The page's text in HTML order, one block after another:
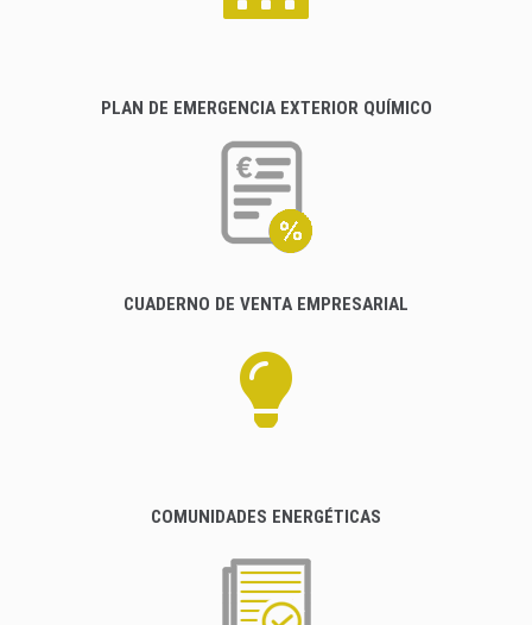
PLAN DE EMERGENCIA EXTERIOR QUÍMICO
CUADERNO DE VENTA EMPRESARIAL
COMUNIDADES ENERGÉTICAS